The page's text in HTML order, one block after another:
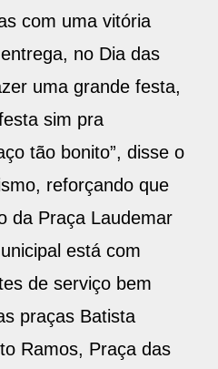
com uma vitória
no Dia das
uma grande festa,
sim pra
tão bonito”, disse o
reforçando que
da Praça Laudemar
está com
de serviço bem
praças Batista
Ramos, Praça das